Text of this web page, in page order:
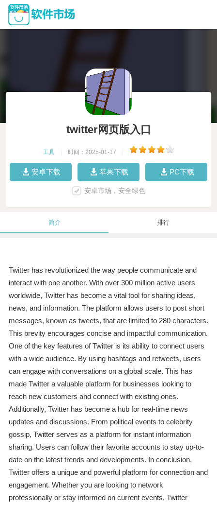
twitter网页版入口
工具 时间：2025-01-17
安卓下载 苹果下载 PC下载
安卓市场，安全绿色
简介 排行
Twitter has revolutionized the way people communicate and
interact with one another. With over 300 million active users
worldwide, Twitter has become a vital tool for sharing ideas,
news, and information. The platform allows users to post short
messages, known as tweets, that are limited to 280 characters.
This brevity encourages concise and impactful communication.
One of the key features of Twitter is its ability to connect users
with a wide audience. By using hashtags and retweets, users
can engage with conversations on a global scale. This has
made Twitter a valuable platform for businesses looking to
reach new customers and connect with existing ones.
Additionally, Twitter has become a hub for real-time news
updates and discussions. From political events to celebrity
gossip, Twitter serves as a platform for instant information
sharing. Users can follow their favorite accounts to stay up-to-
date on the latest trends and developments. In conclusion,
Twitter offers a unique and powerful platform for connection and
engagement. Whether you are looking to network
professionally or stay informed on current events, Twitter